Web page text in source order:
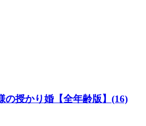
の授かり婚【全年齢版】(16)